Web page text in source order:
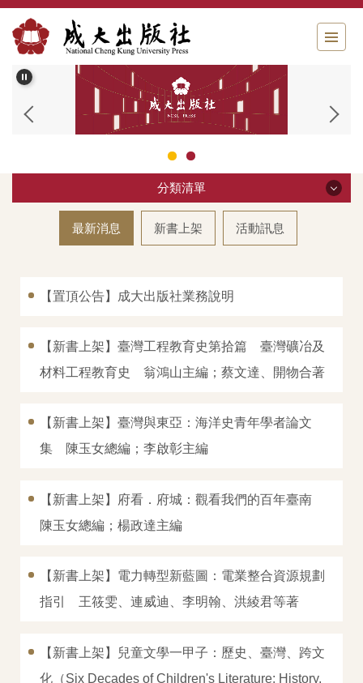
跳
到
主
內
分類清單
分類清單
出版申請
書籍分類
系列叢書
活動回顧
電子書區
出版快訊
組織成員
最新消息 新書上架 活動訊息
【置頂公告】成大出版社業務說明
【新書上架】臺灣工程教育史第拾篇 臺灣礦冶及
材料工程教育史 翁鴻山主編；蔡文達、開物合著
【新書上架】臺灣與東亞：海洋史青年學者論文
集 陳玉女總編；李啟彰主編
【新書上架】府看．府城：觀看我們的百年臺南
陳玉女總編；楊政達主編
【新書上架】電力轉型新藍圖：電業整合資源規劃
指引 王筱雯、連威迪、李明翰、洪綾君等著
【新書上架】兒童文學一甲子：歷史、臺灣、跨文
化（Six Decades of Children's Literature: History,